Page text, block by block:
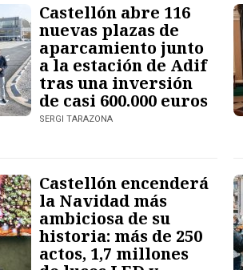
Castellón abre 116
nuevas plazas de
aparcamiento junto
a la estación de Adif
tras una inversión
de casi 600.000 euros
SERGI TARAZONA
Castellón encenderá
la Navidad más
ambiciosa de su
historia: más de 250
actos, 1,7 millones